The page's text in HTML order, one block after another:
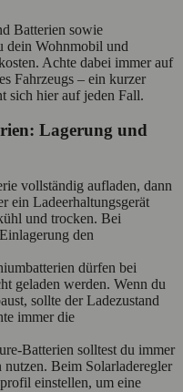
Batterien sowie
dein Wohnmobil und
Achte dabei immer auf
Fahrzeugs – ein kurzer
sich hier auf jeden Fall.
Lagerung und
vollständig aufladen, dann
ein Ladeerhaltungsgerät
und trocken. Bei
den
dürfen bei
geladen werden. Wenn du
sollte der Ladezustand
immer die
solltest du immer
nutzen. Beim Solarladeregler
einstellen, um eine